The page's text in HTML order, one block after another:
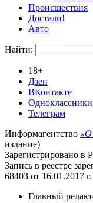
Происшествия
Достали!
Авто
Найти:
18+
Дзен
ВКонтакте
Одноклассники
Телеграм
Информагентство «О
издание)
Зарегистрировано в
Запись в реестре
68403 от 16.01.2017 г.
Главный